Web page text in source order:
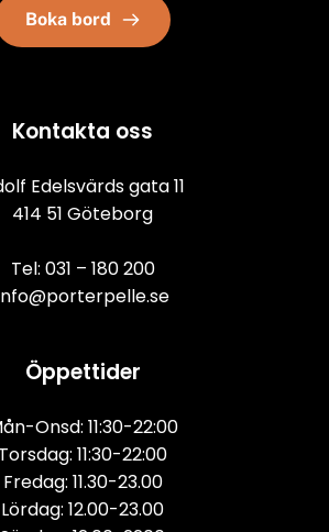
Boka bord
Kontakta oss
Edelsvärds gata 11
414 51 Göteborg
Tel: 031 – 180 200
Öppettider
Onsd: 11:30-22:00
Torsdag: 11:30-22:00
Fredag: 11.30-23.00
Lördag: 12.00-23.00